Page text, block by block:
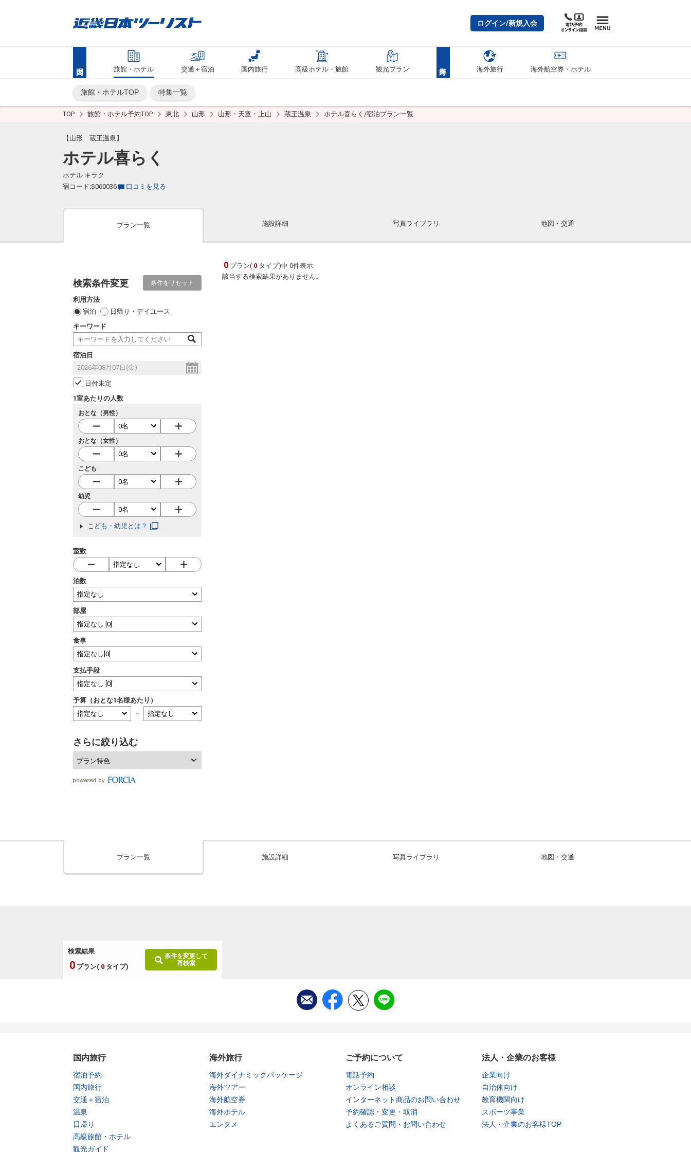
ログイン/新規入会
旅館・ホテル 交通＋宿泊 国内旅行 高級ホテル・旅館 観光プラン 海外旅行 海外航空券・ホテル
旅館・ホテルTOP 特集一覧
TOP 旅館・ホテル予約TOP 東北 山形 山形・天童・上山 蔵王温泉 ホテル喜らく/宿泊プラン一覧
【山形 蔵王温泉】
ホテル喜らく
ホテル キラク
宿コード:S060036
口コミを見る
プラン一覧 施設詳細 写真ライブラリ 地図・交通
検索条件変更 条件をリセット
利用方法
宿泊
日帰り・デイユース
キーワード
宿泊日
日付未定
1室あたりの人数
おとな（男性）
おとな（女性）
こども
幼児
こども・幼児とは？
室数
泊数
部屋
食事
支払手段
予算（おとな1名様あたり）
～
さらに絞り込む
プラン特色
検索結果
0 プラン( 0 タイプ)
条件を変更して
再検索
0 プラン( 0 タイプ)中 0件表示
該当する検索結果がありません。
プラン一覧 施設詳細 写真ライブラリ 地図・交通
国内旅行
宿泊予約
国内旅行
交通＋宿泊
温泉
日帰り
高級旅館・ホテル
観光ガイド
海外旅行
海外ダイナミックパッケージ
海外ツアー
海外航空券
海外ホテル
エンタメ
ご予約について
電話予約
オンライン相談
インターネット商品のお問い合わせ
予約確認・変更・取消
よくあるご質問・お問い合わせ
法人・企業のお客様
企業向け
自治体向け
教育機関向け
スポーツ事業
法人・企業のお客様TOP